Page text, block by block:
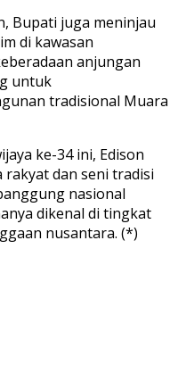
Bupati juga meninjau
di kawasan
anjungan
untuk
tradisional Muara
ke-34 ini, Edison
dan seni tradisi
nasional
dikenal di tingkat
nusantara. (*)